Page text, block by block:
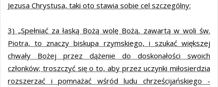
Jezusa Chrystusa, taki oto stawia sobie cel szczególny:
3) „Spełniać za łaską Bożą wolę Bożą, zawartą w woli św.
Piotra, to znaczy biskupa rzymskiego, i szukać większej
chwały Bożej przez dążenie do doskonałości swoich
członków; troszczyć się o to, aby przez uczynki miłosierdzia
rozszerzać i pomnażać wśród ludu chrześcijańskiego -